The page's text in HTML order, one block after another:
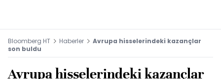
Bloomberg HT Haberler
Avrupa hisselerindeki kazançlar
son buldu
Avrupa hisselerindeki kazançlar